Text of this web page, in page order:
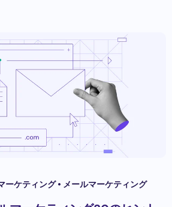
ーケティング• メールマーケティング